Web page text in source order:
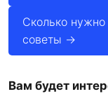
Сколько
советы →
Вам будет